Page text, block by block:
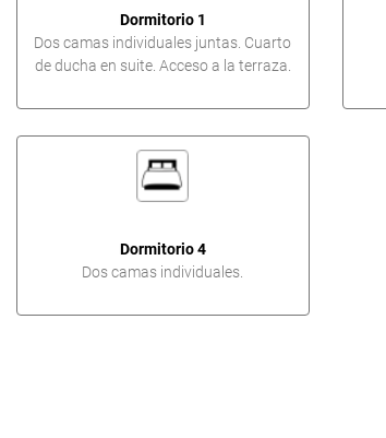
Dormitorio 1
Dos camas individuales juntas. Cuarto
de ducha en suite. Acceso a la terraza.
Dormitorio 4
Dos camas individuales.